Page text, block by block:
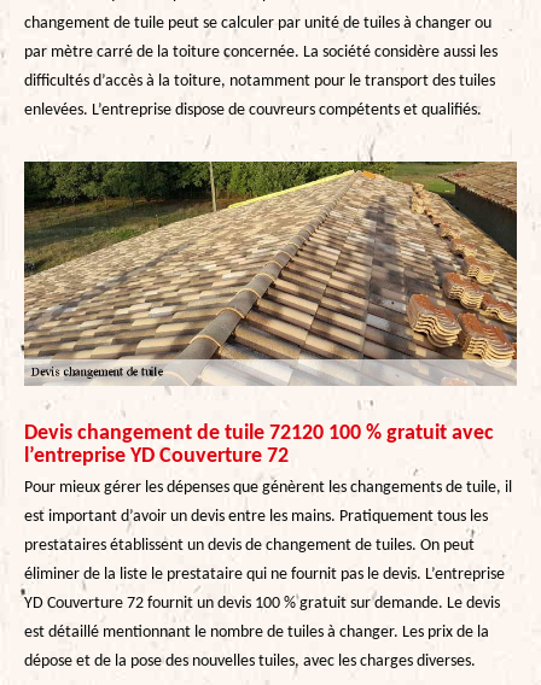
changement de tuile peut se calculer par unité de tuiles à changer ou
par mètre carré de la toiture concernée. La société considère aussi les
difficultés d’accès à la toiture, notamment pour le transport des tuiles
enlevées. L’entreprise dispose de couvreurs compétents et qualifiés.
Devis changement de tuile 72120 100 % gratuit avec
l’entreprise YD Couverture 72
Pour mieux gérer les dépenses que génèrent les changements de tuile, il
est important d’avoir un devis entre les mains. Pratiquement tous les
prestataires établissent un devis de changement de tuiles. On peut
éliminer de la liste le prestataire qui ne fournit pas le devis. L’entreprise
YD Couverture 72 fournit un devis 100 % gratuit sur demande. Le devis
est détaillé mentionnant le nombre de tuiles à changer. Les prix de la
dépose et de la pose des nouvelles tuiles, avec les charges diverses.